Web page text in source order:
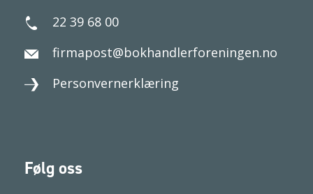
22 39 68 00
firmapost@bokhandlerforeningen.no
Personvernerklæring
Følg oss